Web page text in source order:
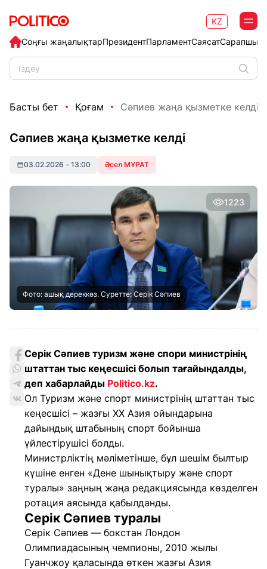
Соңғы жаңалықтарПрезидентПарламентСаясат
KZ
Басты бет Қоғам Сәпиев жаңа қызметке келді
Сәпиев жаңа қызметке келді
03.02.2026 • 13:00 Әсел МҰРАТ
1223
Фото: ашық дереккөз. Суретте: Серік Сәпиев
Серік Сәпиев туризм және спори министрінің
штаттан тыс кеңесшісі болып тағайындалды,
деп хабарлайды Politico.kz.
Ол Туризм және спорт министрінің штаттан тыс
кеңесшісі – жазғы ХХ Азия ойындарына
дайындық штабының спорт бойынша
үйлестірушісі болды.
Министрліктің мәліметінше, бұл шешім былтыр
күшіне енген «Дене шынықтыру және спорт
туралы» заңның жаңа редакциясында көзделген
ротация аясында қабылданды.
Серік Сәпиев туралы
Серік Сәпиев — бокстан Лондон
Олимпиадасының чемпионы, 2010 жылы
Гуанчжоу қаласында өткен жазғы Азия